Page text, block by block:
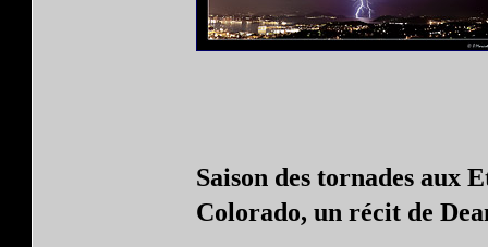
Saison des tornades aux
Colorado, un récit de